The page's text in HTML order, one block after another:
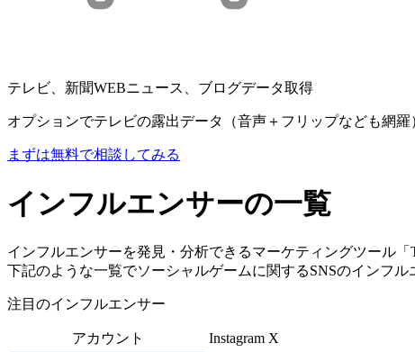
テレビ、新聞WEBニュース、ブログデータ取得
オプションでテレビの露出データ（音声＋フリップなども網
まずは無料で相談してみる
インフルエンサーの一覧
インフルエンサーを発見・分析できるマーケティングツール「
下記のような一覧でソーシャルゲームに関するSNSのインフル
注目のインフルエンサー
アカウント Instagram X